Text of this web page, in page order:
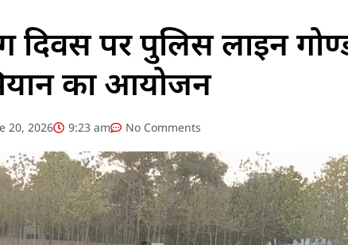
दिवस पर पुलिस लाइन
का आयोजन
20, 2026 9:23 am No Comments